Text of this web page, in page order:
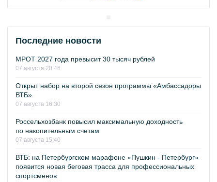
Последние новости
МРОТ 2027 года превысит 30 тысяч рублей
07 августа 20:46
Открыт набор на второй сезон программы «Амбассадоры
ВТБ»
07 августа 16:30
Россельхозбанк повысил максимальную доходность
по накопительным счетам
07 августа 15:40
ВТБ: на Петербургском марафоне «Пушкин - Петербург»
появится новая беговая трасса для профессиональных
спортсменов